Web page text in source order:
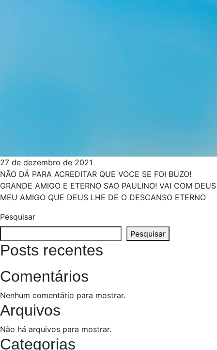
27 de dezembro de 2021
NÃO DÁ PARA ACREDITAR QUE VOCE SE FOI BUZO!
GRANDE AMIGO E ETERNO SAO PAULINO! VAI COM DEUS
MEU AMIGO QUE DEUS LHE DE O DESCANSO ETERNO
Pesquisar
Pesquisar
Posts recentes
Comentários
Nenhum comentário para mostrar.
Arquivos
Não há arquivos para mostrar.
Categorias